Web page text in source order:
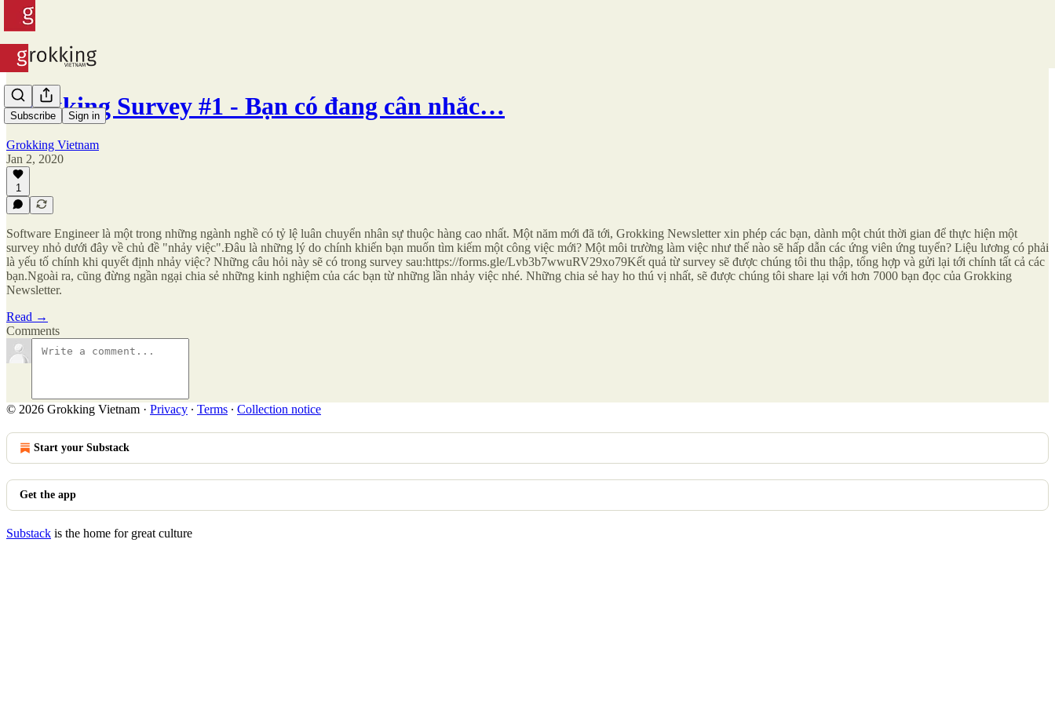
Subscribe Sign in
Grokking Survey #1 - Bạn có đang cân nhắc…
Grokking Vietnam
Jan 2, 2020
1
Software Engineer là một trong những ngành nghề có tỷ lệ luân chuyển nhân sự thuộc hàng cao nhất. Một năm mới đã tới, Grokking Newsletter xin phép các bạn, dành một chút thời gian để thực hiện một
survey nhỏ dưới đây về chủ đề "nhảy việc".Đâu là những lý do chính khiến bạn muốn tìm kiếm một công việc mới? Một môi trường làm việc như thế nào sẽ hấp dẫn các ứng viên ứng tuyển? Liệu lương có phải
là yếu tố chính khi quyết định nhảy việc? Những câu hỏi này sẽ có trong survey sau:https://forms.gle/Lvb3b7wwuRV29xo79Kết quả từ survey sẽ được chúng tôi thu thập, tổng hợp và gửi lại tới chính tất cả các
bạn.Ngoài ra, cũng đừng ngần ngại chia sẻ những kinh nghiệm của các bạn từ những lần nhảy việc nhé. Những chia sẻ hay ho thú vị nhất, sẽ được chúng tôi share lại với hơn 7000 bạn đọc của Grokking
Newsletter.
Read →
Comments
© 2026 Grokking Vietnam · Privacy ∙ Terms ∙ Collection notice
Start your Substack
Get the app
Substack is the home for great culture